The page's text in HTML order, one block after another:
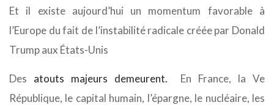
Et il existe aujourd’hui un momentum favorable à
l’Europe du fait de l’instabilité radicale créée par Donald
Trump aux États-Unis
Des atouts majeurs demeurent.
En France, la Ve
République, le capital humain, l’épargne, le nucléaire, les